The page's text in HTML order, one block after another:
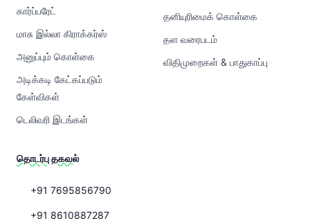
கார்ப்பரேட்
மாசு இல்லா கிராக்கர்ஸ்
அனுப்பும் கொள்கை
அடிக்கடி கேட்கப்படும்
கேள்விகள்
டெலிவரி இடங்கள்
தனியுரிமைக் கொள்கை
தள வரைபடம்
விதிமுறைகள் & பாதுகாப்பு
தொடர்பு தகவல்
+91 7695856790
+91 8610887287